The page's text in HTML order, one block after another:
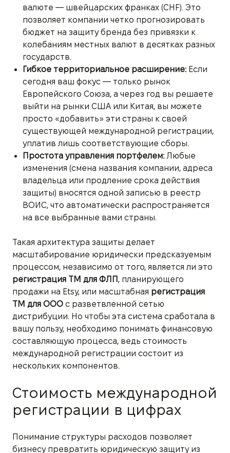
валюте — швейцарских франках (CHF). Это
позволяет компании четко прогнозировать
бюджет на защиту бренда без привязки к
колебаниям местных валют в десятках разных
государств.
Гибкое территориальное расширение:Если
сегодня ваш фокус — только рынок
Европейского Союза, а через год вы решаете
выйти на рынки США или Китая, вы можете
просто «добавить» эти страны к своей
существующей международной регистрации,
уплатив лишь соответствующие сборы.
Простота управления портфелем:Любые
изменения (смена названия компании, адреса
владельца или продление срока действия
защиты) вносятся одной записью в реестр
ВОИС, что автоматически распространяется
на все выбранные вами страны.
Такая архитектура защиты делает
масштабирование юридически предсказуемым
процессом, независимо от того, является ли это
регистрация ТМ для ФЛП , планирующего
продажи на Etsy, или масштабная регистрация
ТМ для ООО с разветвленной сетью
дистрибуции. Но чтобы эта система сработала в
вашу пользу, необходимо понимать финансовую
составляющую процесса, ведь стоимость
международной регистрации состоит из
нескольких компонентов.
Стоимость международной
регистрации в цифрах
Понимание структуры расходов позволяет
бизнесу превратить юридическую защиту из